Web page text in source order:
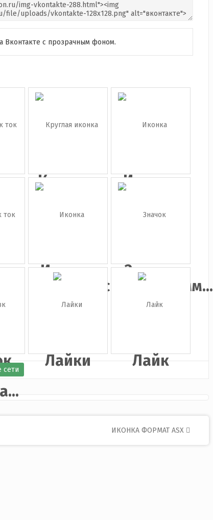
Вконтакте с прозрачным фоном.
Круглая
иконка
Te...
Иконка
instagram
Иконка
одноклассн...
Значок
инстаграмм...
Лайки Лайк
сети
ИКОНКА ФОРМАТ ASX